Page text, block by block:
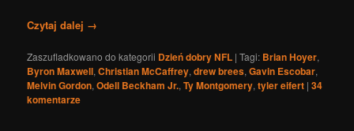
Czytaj dalej →
Zaszufladkowano do kategorii Dzień dobry NFL |Tagi: Brian Hoyer,
Byron Maxwell,Christian McCaffrey,drew brees,Gavin Escobar,
Melvin Gordon,Odell Beckham Jr.,Ty Montgomery,tyler eifert |34
komentarze